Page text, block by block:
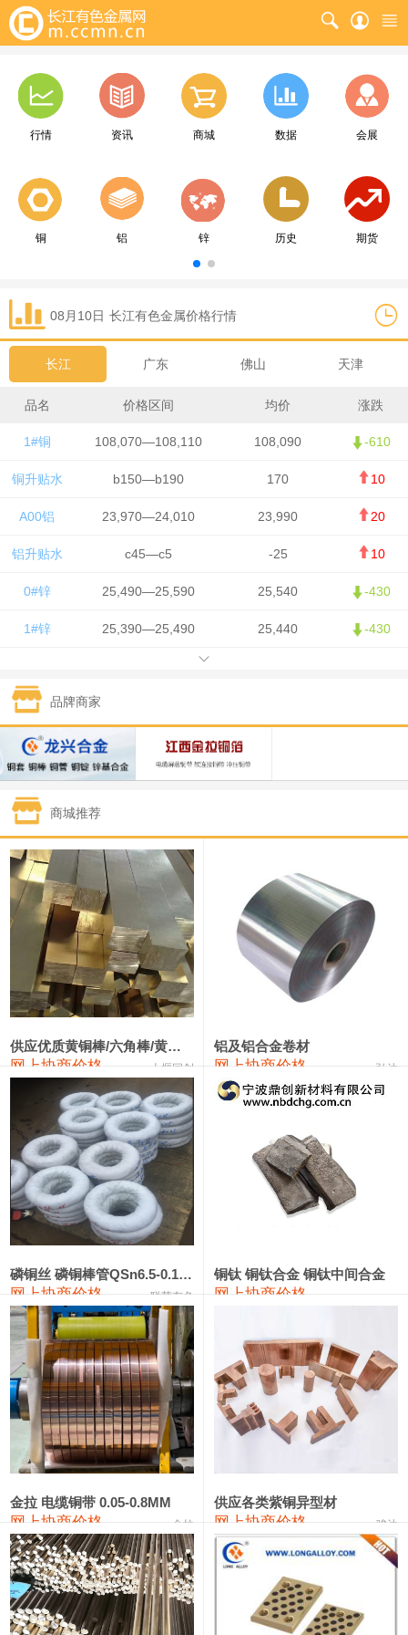
行情 资讯 商城 数据 会展
铜 铝 锌 历史 期货
08月10日 长江有色金属价格行情
长江 广东 佛山 天津
品名 价格区间 均价 涨跌
1#铜 108,070—108,110 108,090 -610
铜升贴水 b150—b190 170 10
A00铝 23,970—24,010 23,990 20
铝升贴水 c45—c5 -25 10
0#锌 25,490—25,590 25,540 -430
1#锌 25,390—25,490 25,440 -430
1#锡 426,500—428,500
1#镍 130,050—131,650
1#白银 15,405—15,415 15,410 305
钯金
1#钴 322,000—342,000
1#锑 90,000—96,000 93,000
2#锑 86,000—92,000 89,000 1,000
1#镁 17,000—18,000 17,500
1#电解锰(99.7%袋装) 18,000—18,200 18,100
1#电解锰 18,900—19,100 19,000
1#铬 60,000—82,000
3303#硅 10,300—10,500
2202#硅 14,100—14,300 14,200
441#硅 9,600—9,800 9,700
553#硅 9,300—9,500
金属硅553#-331# 10,100 0
漆包线 111,360—115,360 113,360
磷铜合金 110,200—117,000 113,600 -600
无氧铜丝(硬) 109,100—109,400 109,250
R410A专用紫铜管 113,090—113,090
铸造铝合金锭(A356.2) 24,300—24,700 24,500 0
铝合金ADC12 24,200—24,400
铸造铝合金锭(ZLD104) 24,300—24,500 24,400
品牌商家
商城推荐
供应优质黄铜棒/六角棒/黄铜方板
网上协商价格 十堰同创
铝及铝合金卷材
网上协商价格 弘达
磷铜丝 磷铜棒管QSn6.5-0.1 7-0.2 8-0.3
网上协商价格 联荣有色
铜钛 铜钛合金 铜钛中间合金
网上协商价格
金拉 电缆铜带 0.05-0.8MM
网上协商价格 金拉
供应各类紫铜异型材
网上协商价格 骏达